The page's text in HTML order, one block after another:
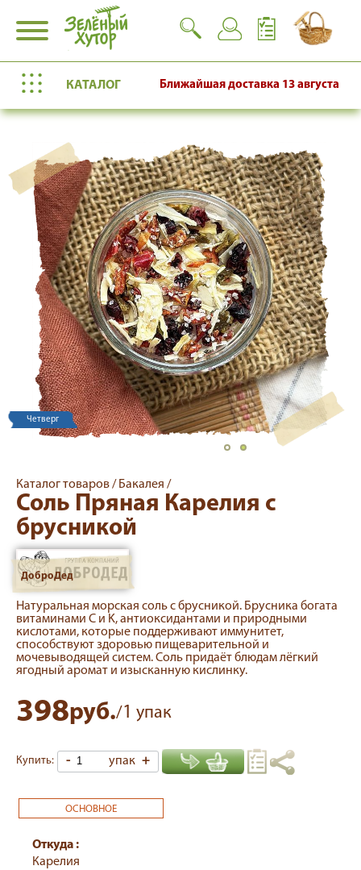
КАТАЛОГ Ближайшая доставка 13 августа
Четверг
Каталог товаров / Бакалея /
Соль Пряная Карелия с
брусникой
ДоброДед
Натуральная морская соль с брусникой. Брусника богата
витаминами C и K, антиоксидантами и природными
кислотами, которые поддерживают иммунитет,
способствуют здоровью пищеварительной и
мочевыводящей систем. Соль придаёт блюдам лёгкий
ягодный аромат и изысканную кислинку.
398руб./1 упак
Купить: - упак +
ОСНОВНОЕ
Откуда :
Карелия